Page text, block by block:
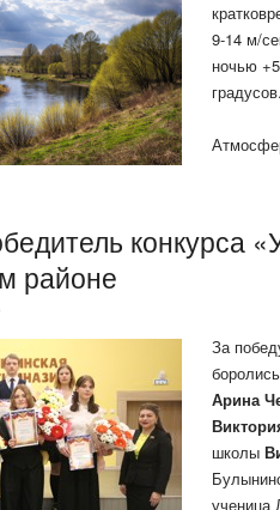
9-14 м/
ночью
градусов.
конкурса
районе
За
Арина
школы
ученица